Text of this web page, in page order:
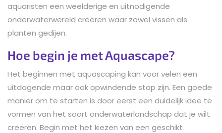
aquaristen een weelderige en uitnodigende
onderwaterwereld creëren waar zowel vissen als
planten gedijen.
Hoe begin je met Aquascape?
Het beginnen met aquascaping kan voor velen een
uitdagende maar ook opwindende stap zijn. Een goede
manier om te starten is door eerst een duidelijk idee te
vormen van het soort onderwaterlandschap dat je wilt
creëren. Begin met het kiezen van een geschikt